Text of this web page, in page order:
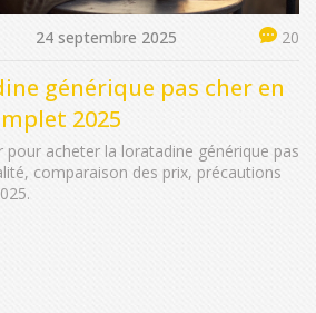
24 septembre 2025 20
générique pas cher en
2025
acheter la loratadine générique pas
comparaison des prix, précautions